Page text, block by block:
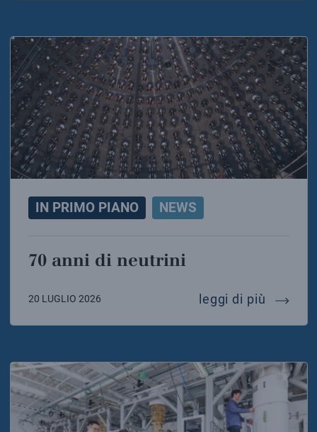
IN PRIMO PIANO NEWS
70 anni di neutrini
20 LUGLIO 2026 leggi di più 70